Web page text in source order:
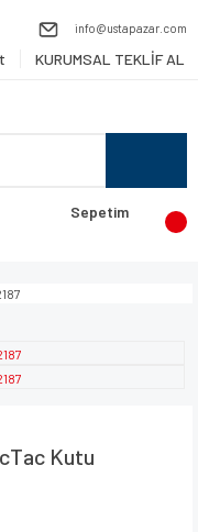
info@ustapazar.com
KURUMSAL TEKLİF AL
Sepetim
Kutu